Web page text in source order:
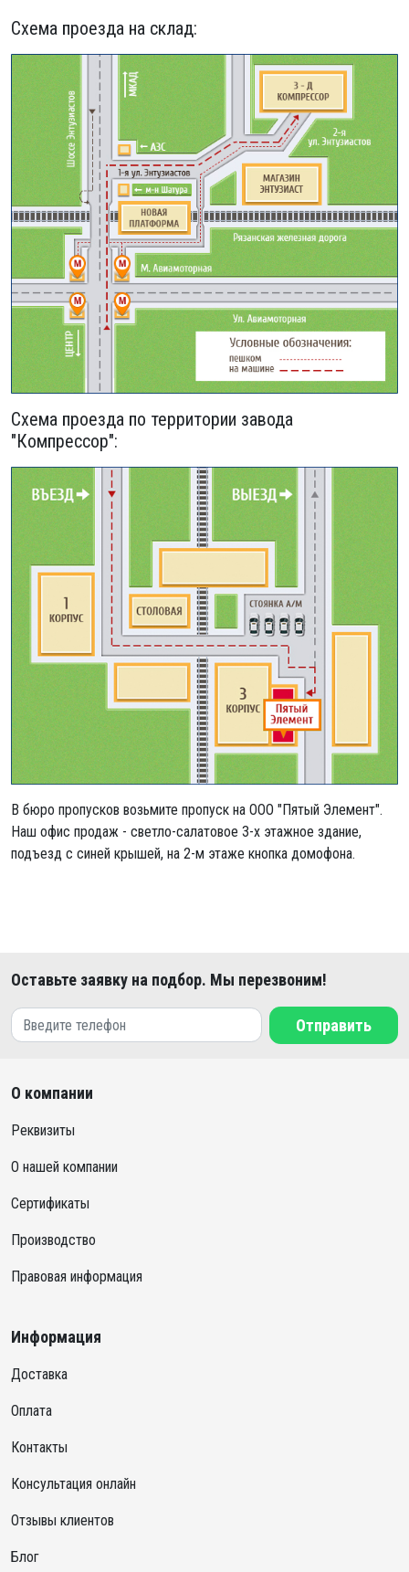
Схема проезда на склад:
Схема проезда по территории завода
"Компрессор":
В бюро пропусков возьмите пропуск на ООО "Пятый Элемент".
Наш офис продаж - светло-салатовое 3-х этажное здание,
подъезд с синей крышей, на 2-м этаже кнопка домофона.
Оставьте заявку на подбор. Мы перезвоним!
Отправить
О компании
Реквизиты
О нашей компании
Сертификаты
Производство
Правовая информация
Информация
Доставка
Оплата
Контакты
Консультация онлайн
Отзывы клиентов
Блог